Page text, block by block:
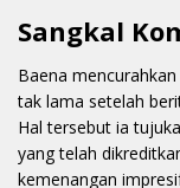
Sangkal
Baena
tak lama setelah
Hal tersebut ia
yang telah
kemenangan